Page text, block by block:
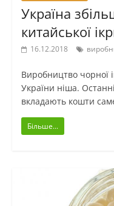
Україна
китайської
16.12.2018
Виробництво чорної
України ніша.
вкладають кошти
Більше...